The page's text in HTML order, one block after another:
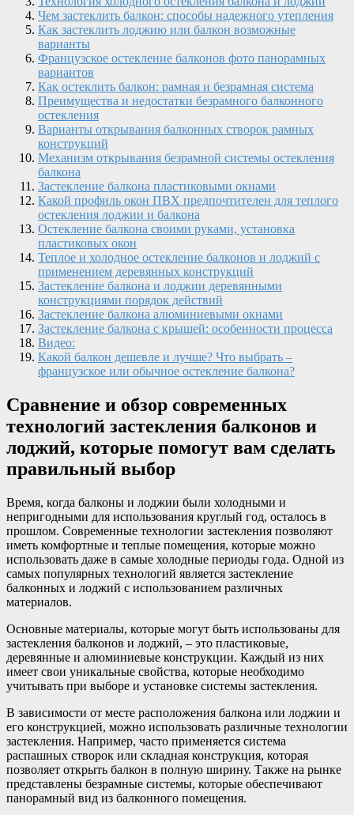
Чем застеклить балкон: способы надежного утепления
Как застеклить лоджию или балкон возможные
варианты
Французское остекление балконов фото панорамных
вариантов
Как остеклить балкон: рамная и безрамная система
Преимущества и недостатки безрамного балконного
остекления
Варианты открывания балконных створок рамных
конструкций
Механизм открывания безрамной системы остекления
балкона
Застекление балкона пластиковыми окнами
Какой профиль окон ПВХ предпочтителен для теплого
остекления лоджии и балкона
Остекление балкона своими руками, установка
пластиковых окон
Теплое и холодное остекление балконов и лоджий с
применением деревянных конструкций
Застекление балкона и лоджии деревянными
конструкциями порядок действий
Застекление балкона алюминиевыми окнами
Застекление балкона с крышей: особенности процесса
Видео:
Какой балкон дешевле и лучше? Что выбрать –
французское или обычное остекление балкона?
Сравнение и обзор современных
технологий застекления балконов и
лоджий, которые помогут вам сделать
правильный выбор
Время, когда балконы и лоджии были холодными и
непригодными для использования круглый год, осталось в
прошлом. Современные технологии застекления позволяют
иметь комфортные и теплые помещения, которые можно
использовать даже в самые холодные периоды года. Одной из
самых популярных технологий является застекление
балконных и лоджий с использованием различных
материалов.
Основные материалы, которые могут быть использованы для
застекления балконов и лоджий, – это пластиковые,
деревянные и алюминиевые конструкции. Каждый из них
имеет свои уникальные свойства, которые необходимо
учитывать при выборе и установке системы застекления.
В зависимости от месте расположения балкона или лоджии и
его конструкцией, можно использовать различные технологии
застекления. Например, часто применяется система
распашных створок или складная конструкция, которая
позволяет открыть балкон в полную ширину. Также на рынке
представлены безрамные системы, которые обеспечивают
панорамный вид из балконного помещения.